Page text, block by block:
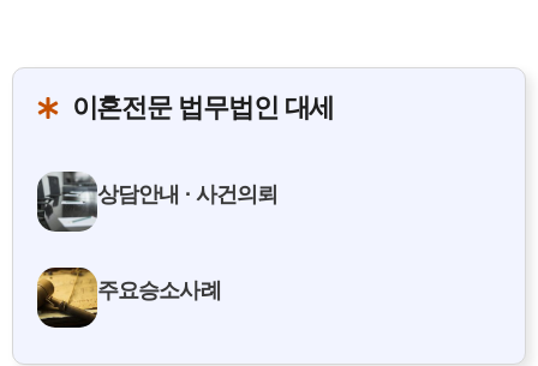
이혼전문 법무법인 대세
상담안내 · 사건의뢰
주요승소사례